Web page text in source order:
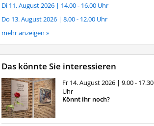
Di 11. August 2026 | 14.00 - 16.00 Uhr
Do 13. August 2026 | 8.00 - 12.00 Uhr
mehr anzeigen »
Das könnte Sie interessieren
Fr 14. August 2026 | 9.00 - 17.30
Uhr
Könnt ihr noch?